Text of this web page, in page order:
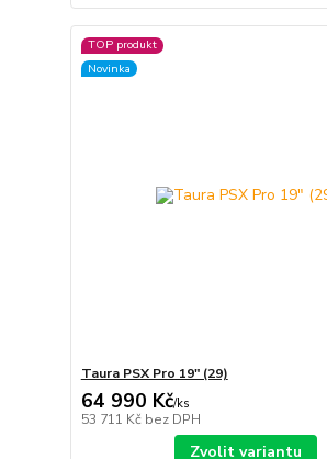
TOP produkt
Novinka
Taura PSX Pro 19″ (29)
64 990 Kč/ks
53 711 Kč bez DPH
Zvolit variantu